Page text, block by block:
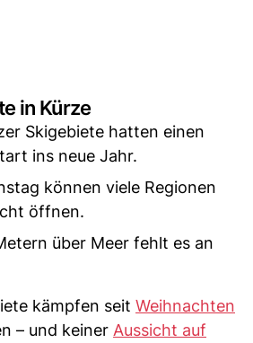
in Kürze
Skigebiete hatten einen
ins neue Jahr.
können viele Regionen
öffnen.
über Meer fehlt es an
kämpfen seit Weihnachten
– und keiner Aussicht auf